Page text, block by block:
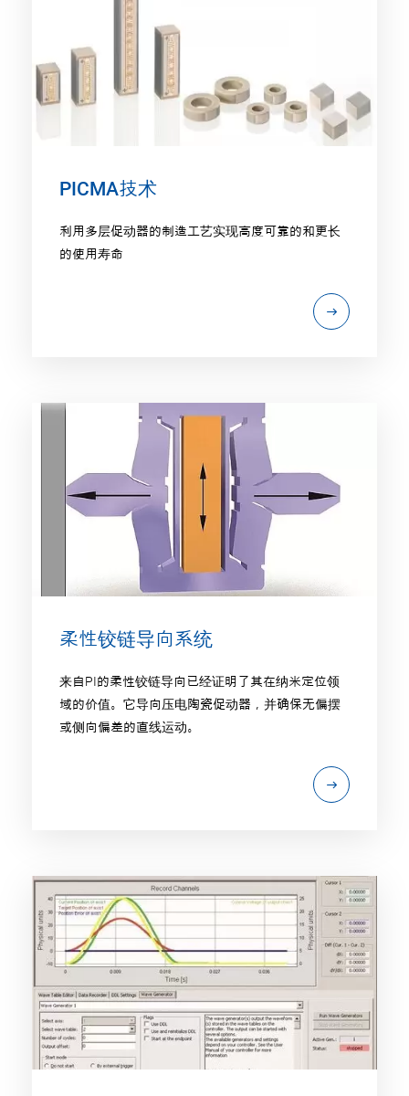
PICMA技术
利用多层促动器的制造工艺实现高度可靠的和更长
的使用寿命
柔性铰链导向系统
来自PI的柔性铰链导向已经证明了其在纳米定位领
域的价值。它导向压电陶瓷促动器，并确保无偏摆
或侧向偏差的直线运动。